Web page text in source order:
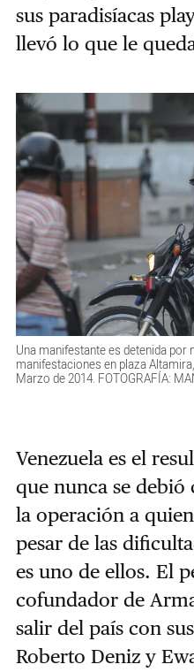
sus paradisíacas
llevó lo que le
Una manifestante es detenida por
manifestaciones en plaza
Marzo de 2014. FOTOGRAFÍA:
Venezuela es el
que nunca se
la operación a
pesar de las
es uno de ellos. El
cofundador de
salir del país con
Roberto Deniz y